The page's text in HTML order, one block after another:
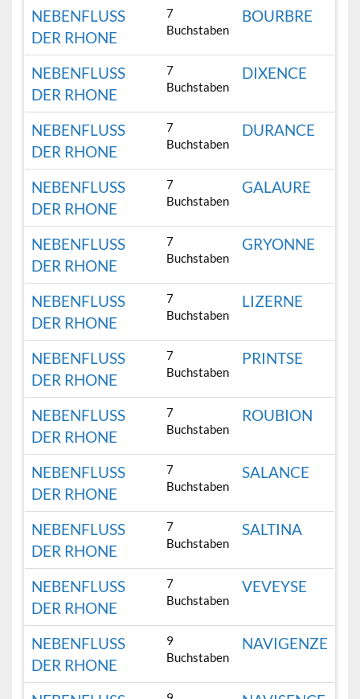
NEBENFLUSS
DER RHONE
7
Buchstaben
BOURBRE
NEBENFLUSS
DER RHONE
7
Buchstaben
DIXENCE
NEBENFLUSS
DER RHONE
7
Buchstaben
DURANCE
NEBENFLUSS
DER RHONE
7
Buchstaben
GALAURE
NEBENFLUSS
DER RHONE
7
Buchstaben
GRYONNE
NEBENFLUSS
DER RHONE
7
Buchstaben
LIZERNE
NEBENFLUSS
DER RHONE
7
Buchstaben
PRINTSE
NEBENFLUSS
DER RHONE
7
Buchstaben
ROUBION
NEBENFLUSS
DER RHONE
7
Buchstaben
SALANCE
NEBENFLUSS
DER RHONE
7
Buchstaben
SALTINA
NEBENFLUSS
DER RHONE
7
Buchstaben
VEVEYSE
NEBENFLUSS
DER RHONE
9
Buchstaben
NAVIGENZE